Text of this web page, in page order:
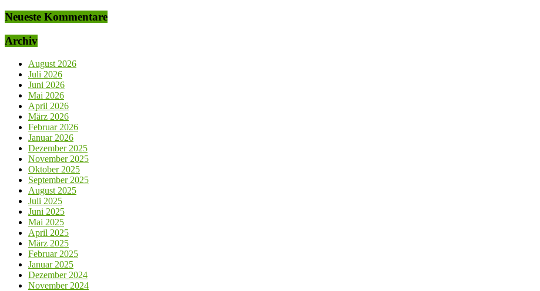
Neueste Kommentare
Archiv
August 2026
Juli 2026
Juni 2026
Mai 2026
April 2026
März 2026
Februar 2026
Januar 2026
Dezember 2025
November 2025
Oktober 2025
September 2025
August 2025
Juli 2025
Juni 2025
Mai 2025
April 2025
März 2025
Februar 2025
Januar 2025
Dezember 2024
November 2024